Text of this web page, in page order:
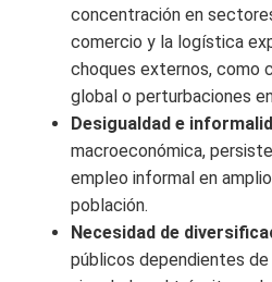
concentración en
comercio y la logística
choques externos, como
global o perturbaciones
Desigualdad e
macroeconómica,
empleo informal en
población.
Necesidad de
públicos dependientes